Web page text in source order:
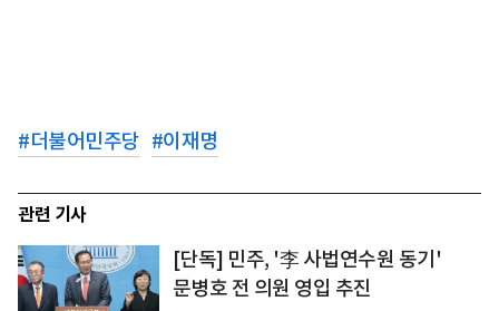
#더불어민주당 #이재명
관련 기사
[단독] 민주, '李 사법연수원 동기'
문병호 전 의원 영입 추진